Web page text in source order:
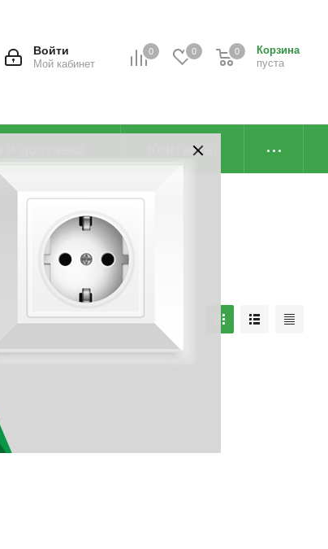
0 0
Корзина
пуста
0
Войти
Мой кабинет
Контакты